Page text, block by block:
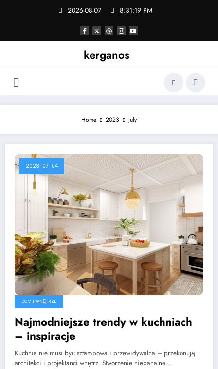
2026-08-07 8:31:20 PM
kerganos
Home 2023 July
2023-07-04
DOM I WNĘTRZE
Najmodniejsze trendy w kuchniach
– inspiracje
Kuchnia nie musi być sztampowa i przewidywalna – przekonują
architekci i projektanci wnętrz. Stworzenie niebanalne…